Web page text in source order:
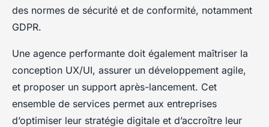
des normes de sécurité et de conformité, notamment
GDPR.
Une agence performante doit également maîtriser la
conception UX/UI, assurer un développement agile,
et proposer un support après-lancement. Cet
ensemble de services permet aux entreprises
d’optimiser leur stratégie digitale et d’accroître leur